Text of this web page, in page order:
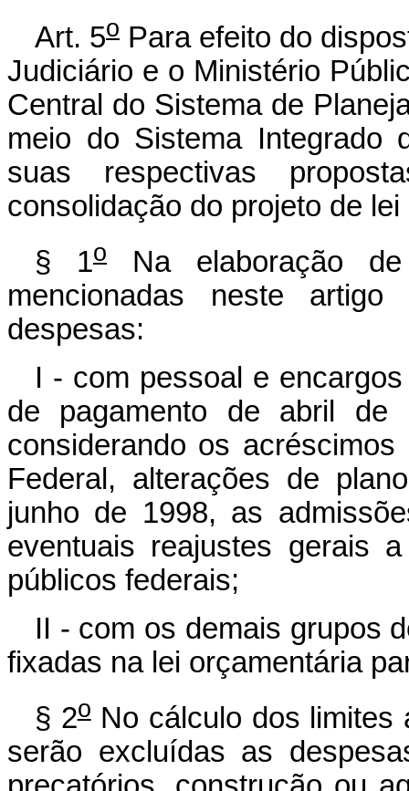
Art. 5o Para efeito do
Judiciário e o Ministério
Central do Sistema de
meio do Sistema Integrado
suas respectivas
consolidação do projeto de
§ 1o
Na elaboração
mencionadas neste
despesas:
I - com pessoal e
de pagamento de abril de
considerando os
Federal, alterações de
junho de 1998, as
eventuais reajustes gerais
públicos federais;
II - com os demais grupos
fixadas na lei orçamentária
§ 2oNo cálculo dos limites
serão excluídas as